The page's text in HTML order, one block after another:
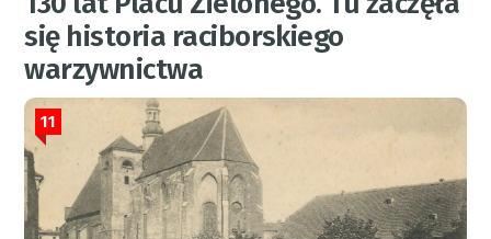
się historia raciborskiego
warzywnictwa
11